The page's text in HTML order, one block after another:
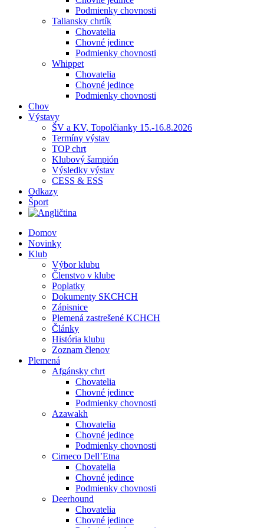
Podmienky chovnosti
Taliansky chrtík
Chovatelia
Chovné jedince
Podmienky chovnosti
Whippet
Chovatelia
Chovné jedince
Podmienky chovnosti
Chov
Výstavy
ŠV a KV, Topolčianky 15.-16.8.2026
Termíny výstav
TOP chrt
Klubový šampión
Výsledky výstav
CESS & ESS
Odkazy
Šport
Domov
Novinky
Klub
Výbor klubu
Členstvo v klube
Poplatky
Dokumenty SKCHCH
Zápisnice
Plemená zastrešené KCHCH
Články
História klubu
Zoznam členov
Plemená
Afgánsky chrt
Chovatelia
Chovné jedince
Podmienky chovnosti
Azawakh
Chovatelia
Chovné jedince
Podmienky chovnosti
Cirneco Dell’Etna
Chovatelia
Chovné jedince
Podmienky chovnosti
Deerhound
Chovatelia
Chovné jedince